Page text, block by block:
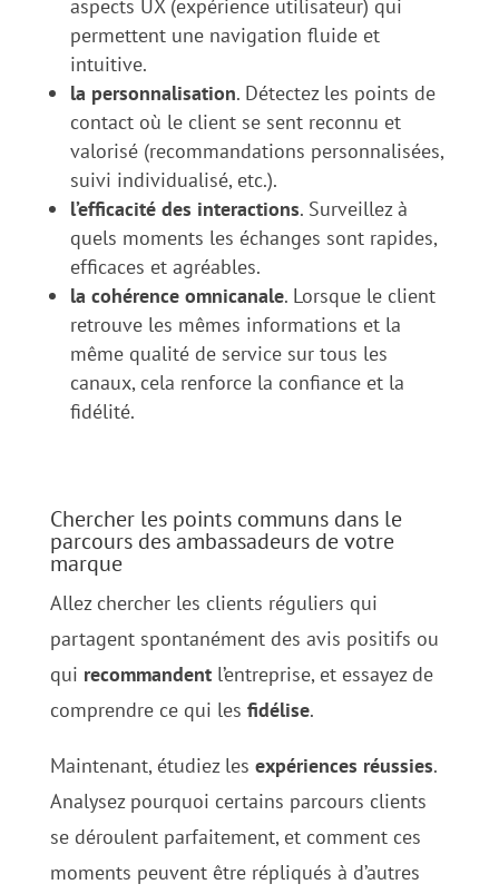
aspects UX (expérience utilisateur) qui
permettent une navigation fluide et
intuitive.
la personnalisation. Détectez les points de
contact où le client se sent reconnu et
valorisé (recommandations personnalisées,
suivi individualisé, etc.).
l’efficacité des interactions. Surveillez à
quels moments les échanges sont rapides,
efficaces et agréables.
la cohérence omnicanale. Lorsque le client
retrouve les mêmes informations et la
même qualité de service sur tous les
canaux, cela renforce la confiance et la
fidélité.
Chercher les points communs dans le
parcours des ambassadeurs de votre
marque
Allez chercher les clients réguliers qui
partagent spontanément des avis positifs ou
qui recommandentl’entreprise, et essayez de
comprendre ce qui les fidélise.
Maintenant, étudiez les expériences réussies.
Analysez pourquoi certains parcours clients
se déroulent parfaitement, et comment ces
moments peuvent être répliqués à d’autres